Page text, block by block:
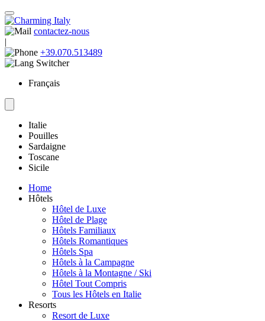
contactez-nous
|
+39.070.513489
Français
Italie
Pouilles
Sardaigne
Toscane
Sicile
Home
Hôtels
Hôtel de Luxe
Hôtel de Plage
Hôtels Familiaux
Hôtels Romantiques
Hôtels Spa
Hôtels à la Campagne
Hôtels à la Montagne / Ski
Hôtel Tout Compris
Tous les Hôtels en Italie
Resorts
Resort de Luxe